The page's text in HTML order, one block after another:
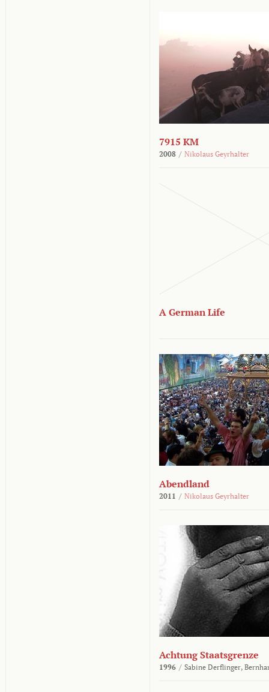
7915 KM
2008 / Nikolaus Geyrhalter
A German Life
Abendland
2011 / Nikolaus Geyrhalter
Achtung Staatsgrenze
1996 / Sabine Derflinger,